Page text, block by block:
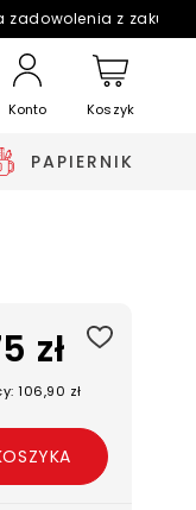
zadowolenia z
Konto Koszyk
PAPIERNIK
zł
106,90 zł